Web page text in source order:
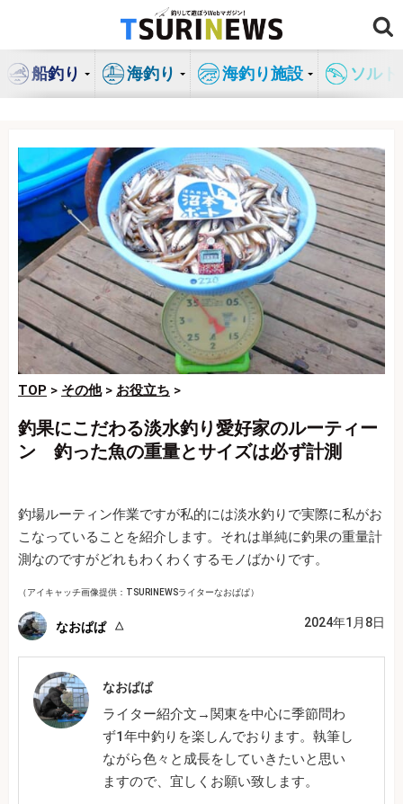
ン
船釣り 海釣り 海釣り施設 ソル
TOP > その他> お役立ち >
釣果にこだわる淡水釣り愛好家のルーティー
ン 釣った魚の重量とサイズは必ず計測
釣場ルーティン作業ですが私的には淡水釣りで実際に私がお
こなっていることを紹介します。それは単純に釣果の重量計
測なのですがどれもわくわくするモノばかりです。
（アイキャッチ画像提供：TSURINEWSライターなおぱぱ）
なおぱぱ 2024年1月8日
なおぱぱ
ライター紹介文→関東を中心に季節問わ
ず1年中釣りを楽しんでおります。執筆し
ながら色々と成長をしていきたいと思い
ますので、宜しくお願い致します。